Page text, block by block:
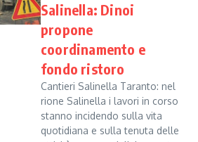
Salinella: Dinoi
propone
coordinamento e
fondo ristoro
Cantieri Salinella Taranto: nel
rione Salinella i lavori in corso
stanno incidendo sulla vita
quotidiana e sulla tenuta delle